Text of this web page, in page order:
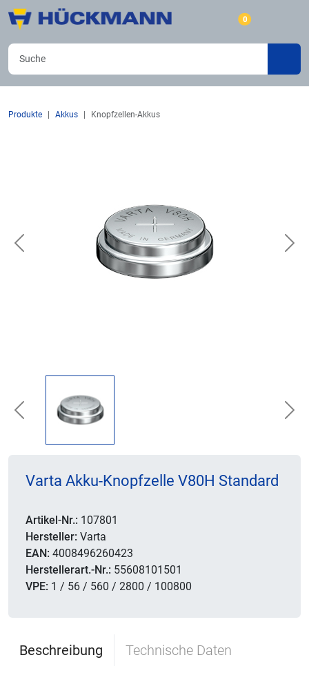
0
Produkte Akkus Knopfzellen-Akkus
Previous
Previous
Varta Akku-Knopfzelle V80H Standard
Artikel-Nr.: 107801
Hersteller: Varta
EAN: 4008496260423
Herstellerart.-Nr.: 55608101501
VPE: 1 / 56 / 560 / 2800 / 100800
Beschreibung Technische Daten